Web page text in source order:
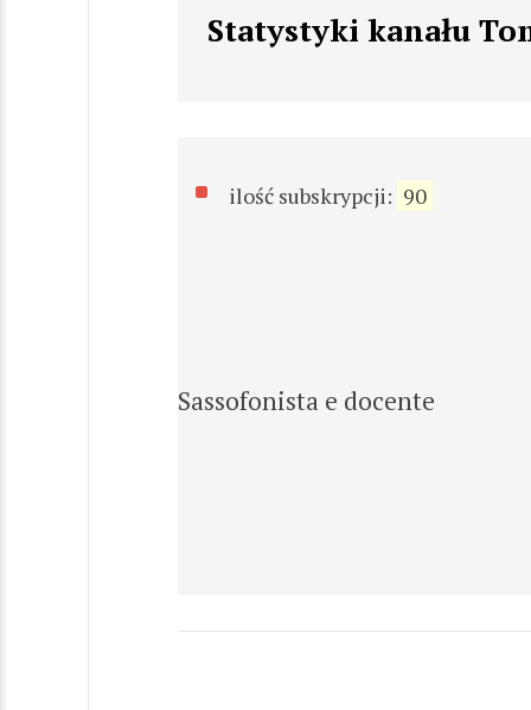
Statystyki kanału
ilość subskrypcji: 90
Sassofonista e docente